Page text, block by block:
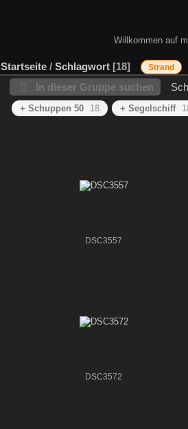
Willkommen auf
Startseite / Schlagwort 18 Strand
In dieser Gruppe suchen
+ Schuppen 50
18 + Segelschiff
DSC3557
DSC3572